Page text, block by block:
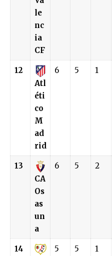
le
nc
ia
CF
12
Atl
éti
co
M
ad
rid
6 5 1
13
CA
Os
as
un
a
6 5 2
14
5 5 1